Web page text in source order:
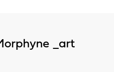
_art